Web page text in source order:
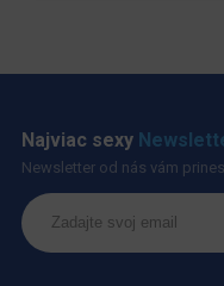
Najviac sexy
Newsletter od nás vám